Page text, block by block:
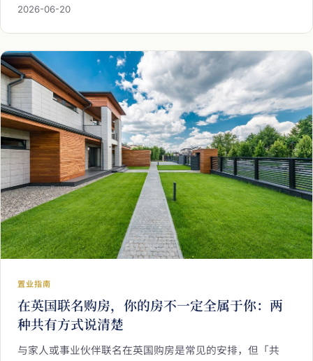
父母，把正确的持有方式一次理清。
2026-06-20
置业指南
在英国联名购房，你的房不一定全属于你：两
种共有方式说清楚
与家人或事业伙伴联名在英国购房是常见的安排，但「共